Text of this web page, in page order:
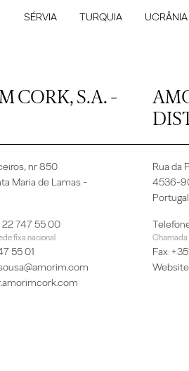
SÉRVIA TURQUIA UCRÂNIA
CORK, S.A. -
nr 850
Maria de Lamas -
22 747 55 00
fixa nacional
55 01
Rua da
4536-
Portugal
Chamada
Fax: